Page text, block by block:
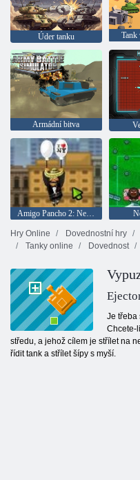
Úder tanku Tank
Armádní bitva
Amigo Pancho 2: New York Party
Hry Online
Dovednostní hry
Tanky online
Dovednost
Je třeba
Chcete-
středu, a jehož cílem je střílet na
řídit tank a střílet šípy s myší.